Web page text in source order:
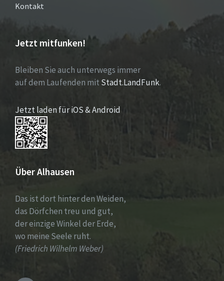
Kontakt
Jetzt mitfunken!
Bleiben Sie auch unterwegs immer
auf dem Laufenden mit Stadt.LandFunk.
Jetzt laden für iOS & Android
Über Alhausen
Das ist dort hinter den Weiden,
das Dörfchen treu und gut,
der einzige Winkel der Erde,
wo meine Seele ruht.
(Friedrich Wilhelm Weber)